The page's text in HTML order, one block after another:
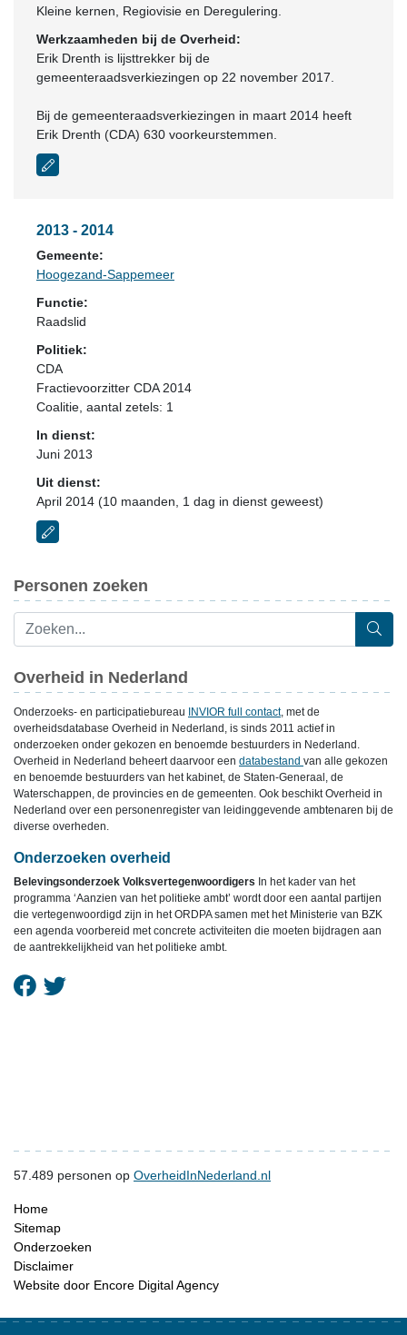
Kleine kernen, Regiovisie en Deregulering.
Werkzaamheden bij de Overheid:
Erik Drenth is lijsttrekker bij de
gemeenteraadsverkiezingen op 22 november 2017.
Bij de gemeenteraadsverkiezingen in maart 2014 heeft
Erik Drenth (CDA) 630 voorkeurstemmen.
2013 - 2014
Gemeente:
Hoogezand-Sappemeer
Functie:
Raadslid
Politiek:
CDA
Fractievoorzitter CDA 2014
Coalitie , aantal zetels: 1
In dienst:
Juni 2013
Uit dienst:
April 2014 (10 maanden, 1 dag in dienst geweest)
Personen zoeken
Overheid in Nederland
Onderzoeks- en participatiebureau INVIOR full contact, met de
overheidsdatabase Overheid in Nederland, is sinds 2011 actief in
onderzoeken onder gekozen en benoemde bestuurders in Nederland.
Overheid in Nederland beheert daarvoor een databestand van alle gekozen
en benoemde bestuurders van het kabinet, de Staten-Generaal, de
Waterschappen, de provincies en de gemeenten. Ook beschikt Overheid in
Nederland over een personenregister van leidinggevende ambtenaren bij de
diverse overheden.
Onderzoeken overheid
Belevingsonderzoek Volksvertegenwoordigers In het kader van het
programma ‘Aanzien van het politieke ambt’ wordt door een aantal partijen
die vertegenwoordigd zijn in het ORDPA samen met het Ministerie van BZK
een agenda voorbereid met concrete activiteiten die moeten bijdragen aan
de aantrekkelijkheid van het politieke ambt.
57.489 personen op OverheidInNederland.nl
Home
Sitemap
Onderzoeken
Disclaimer
Website door Encore Digital Agency